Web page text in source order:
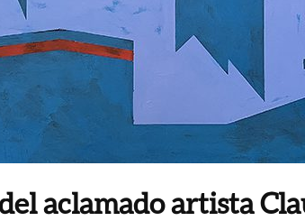
aclamado artista